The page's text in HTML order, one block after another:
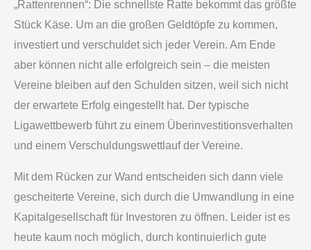
„Rattenrennen“: Die schnellste Ratte bekommt das größte
Stück Käse. Um an die großen Geldtöpfe zu kommen,
investiert und verschuldet sich jeder Verein. Am Ende
aber können nicht alle erfolgreich sein – die meisten
Vereine bleiben auf den Schulden sitzen, weil sich nicht
der erwartete Erfolg eingestellt hat. Der typische
Ligawettbewerb führt zu einem Überinvestitionsverhalten
und einem Verschuldungswettlauf der Vereine.
Mit dem Rücken zur Wand entscheiden sich dann viele
gescheiterte Vereine, sich durch die Umwandlung in eine
Kapitalgesellschaft für Investoren zu öffnen. Leider ist es
heute kaum noch möglich, durch kontinuierlich gute